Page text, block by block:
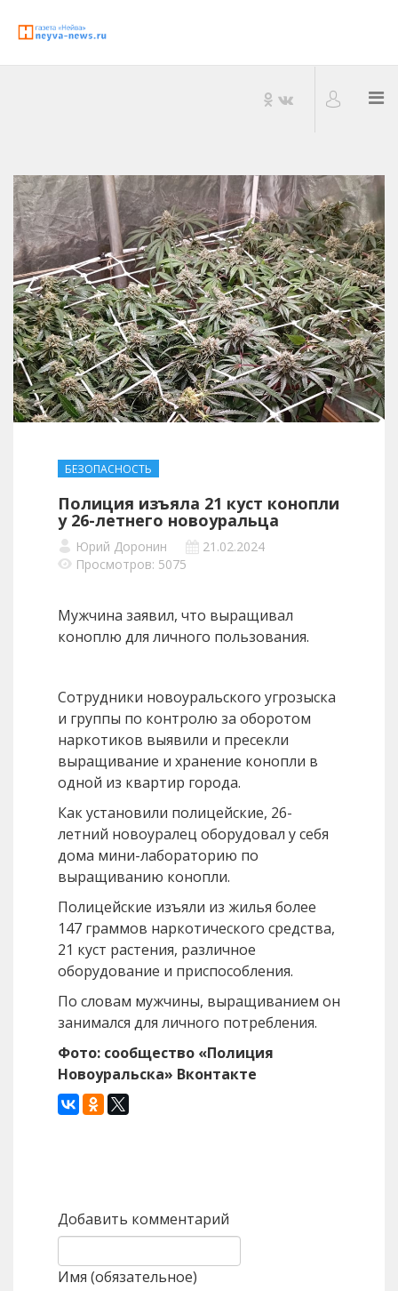
БЕЗОПАСНОСТЬ
Полиция изъяла 21 куст конопли
у 26-летнего новоуральца
Юрий Доронин
21.02.2024
Просмотров: 5075
Мужчина заявил, что выращивал
коноплю для личного пользования.
Сотрудники новоуральского угрозыска
и группы по контролю за оборотом
наркотиков выявили и пресекли
выращивание и хранение конопли в
одной из квартир города.
Как установили полицейские, 26-
летний новоуралец оборудовал у себя
дома мини-лабораторию по
выращиванию конопли.
Полицейские изъяли из жилья более
147 граммов наркотического средства,
21 куст растения, различное
оборудование и приспособления.
По словам мужчины, выращиванием он
занимался для личного потребления.
Фото: сообщество «Полиция
Новоуральска» Вконтакте
Добавить комментарий
Имя (обязательное)